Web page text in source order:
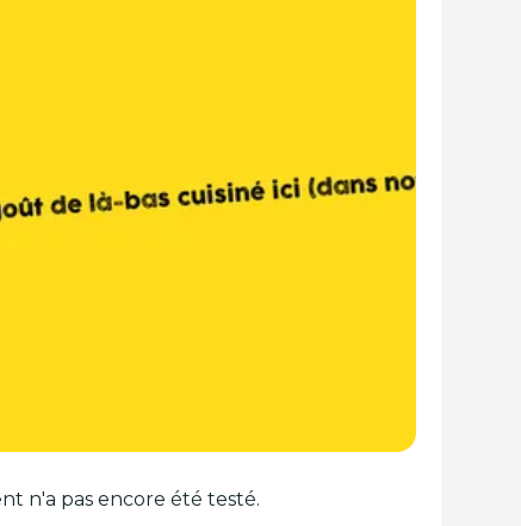
n'a pas encore été testé.